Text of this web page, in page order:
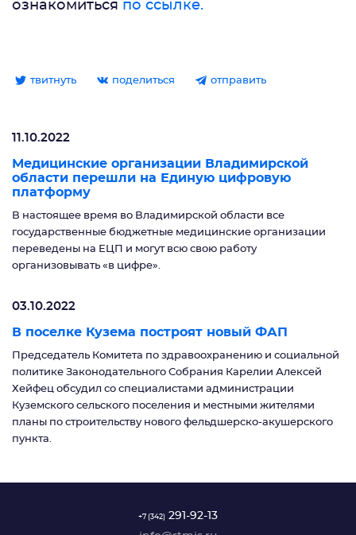
ознакомиться по ссылке.
твитнуть поделиться отправить
11.10.2022
Медицинские организации Владимирской
области перешли на Единую цифровую
платформу
В настоящее время во Владимирской области все
государственные бюджетные медицинские организации
переведены на ЕЦП и могут всю свою работу
организовывать «в цифре».
03.10.2022
В поселке Кузема построят новый ФАП
Председатель Комитета по здравоохранению и социальной
политике Законодательного Собрания Карелии Алексей
Хейфец обсудил со специалистами администрации
Куземского сельского поселения и местными жителями
планы по строительству нового фельдшерско-акушерского
пункта.
+7 (342) 291-92-13